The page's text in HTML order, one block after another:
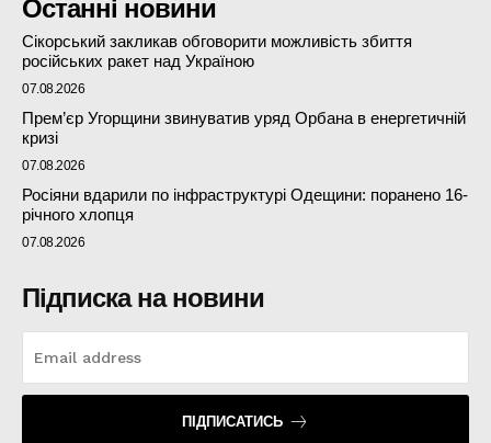
Останні новини
Сікорський закликав обговорити можливість збиття
російських ракет над Україною
07.08.2026
Прем’єр Угорщини звинуватив уряд Орбана в енергетичній
кризі
07.08.2026
Росіяни вдарили по інфраструктурі Одещини: поранено 16-
річного хлопця
07.08.2026
Підписка на новини
ПІДПИСАТИСЬ